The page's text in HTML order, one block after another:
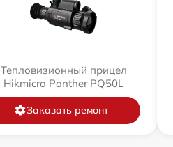
Тепловизионный прицел
Hikmicro Panther PQ50L
Заказать ремонт